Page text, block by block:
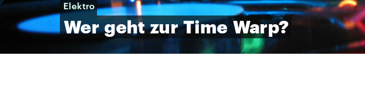
Elektro
Wer geht zur Time Warp?